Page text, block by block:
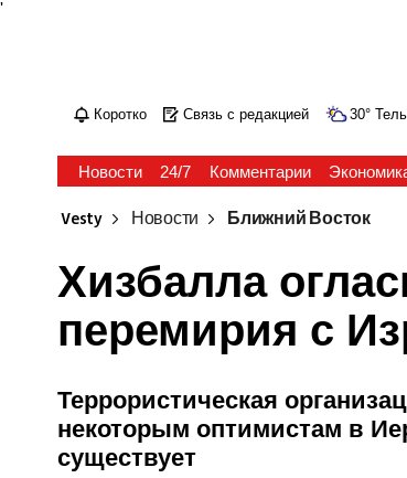
'
Коротко Связь с редакцией 30°
Новости 24/7 Комментарии
Vesty Новости Ближний Восток
Хизбалла
перемирия с
Террористическая
некоторым оптимистам в
существует